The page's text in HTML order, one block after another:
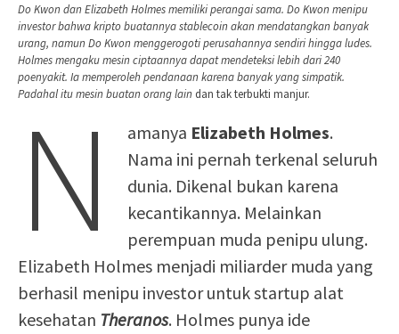
Do Kwon dan Elizabeth Holmes memiliki perangai sama. Do Kwon menipu
investor bahwa kripto buatannya stablecoin akan mendatangkan banyak
urang, namun Do Kwon menggerogoti perusahannya sendiri hingga ludes.
Holmes mengaku mesin ciptaannya dapat mendeteksi lebih dari 240
poenyakit. Ia memperoleh pendanaan karena banyak yang simpatik.
Padahal itu mesin buatan orang lain dan tak terbukti manjur.
N amanya Elizabeth Holmes.
Nama ini pernah terkenal seluruh
dunia. Dikenal bukan karena
kecantikannya. Melainkan
perempuan muda penipu ulung.
Elizabeth Holmes menjadi miliarder muda yang
berhasil menipu investor untuk startup alat
kesehatan Theranos. Holmes punya ide